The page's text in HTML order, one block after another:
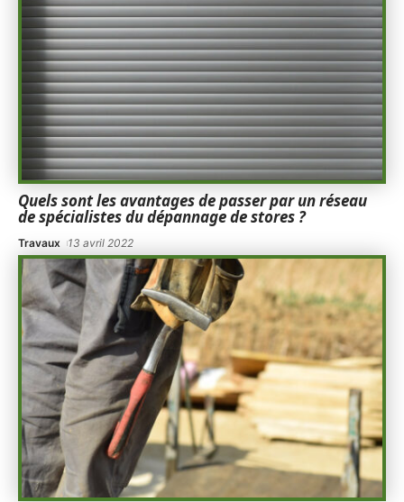
Quels sont les avantages de passer par un réseau
de spécialistes du dépannage de stores ?
Travaux 13 avril 2022